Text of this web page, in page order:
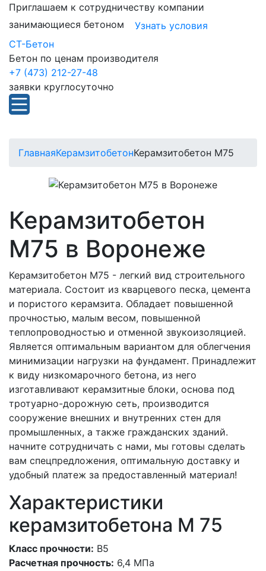
Приглашаем к сотрудничеству компании
занимающиеся бетоном
Узнать условия
СТ-Бетон
Бетон по ценам производителя
+7 (473) 212-27-48
заявки круглосуточно
ГлавнаяКерамзитобетонКерамзитобетон М75
Керамзитобетон
М75 в Воронеже
Керамзитобетон М75 - легкий вид строительного
материала. Состоит из кварцевого песка, цемента
и пористого керамзита. Обладает повышенной
прочностью, малым весом, повышенной
теплопроводностью и отменной звукоизоляцией.
Является оптимальным вариантом для облегчения
минимизации нагрузки на фундамент. Принадлежит
к виду низкомарочного бетона, из него
изготавливают керамзитные блоки, основа под
тротуарно-дорожную сеть, производится
сооружение внешних и внутренних стен для
промышленных, а также гражданских зданий.
начните сотрудничать с нами, мы готовы сделать
вам спецпредложения, оптимальную доставку и
удобный платеж за предоставленный материал!
Характеристики
керамзитобетона М 75
Класс прочности: В5
Расчетная прочность: 6,4 МПа